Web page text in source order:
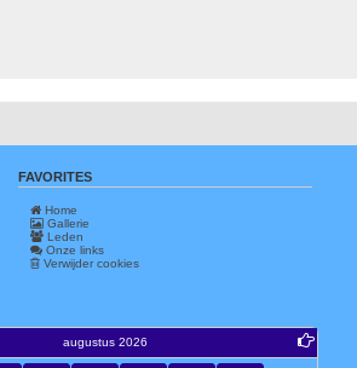
FAVORITES
Home
Gallerie
Leden
Onze links
Verwijder cookies
augustus 2026